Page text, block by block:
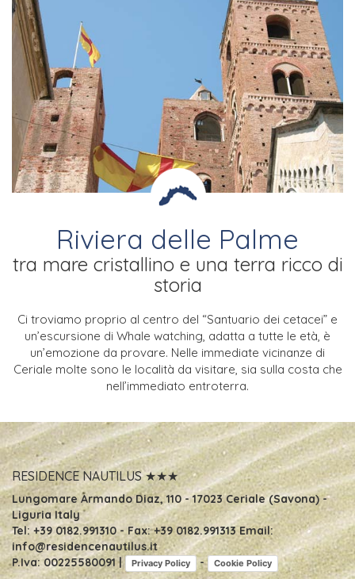
Riviera delle Palme
tra mare cristallino e una terra ricco di
storia
Ci troviamo proprio al centro del “Santuario dei cetacei” e
un’escursione di Whale watching, adatta a tutte le età, è
un’emozione da provare. Nelle immediate vicinanze di
Ceriale molte sono le località da visitare, sia sulla costa che
nell’immediato entroterra.
RESIDENCE NAUTILUS ★★★
Lungomare Armando Diaz, 110 -17023 Ceriale (Savona) -
Liguria Italy
Tel: +39 0182.991310- Fax:+39 0182.991313Email:
info@residencenautilus.it
P.Iva: 00225580091 |
Privacy Policy - Cookie Policy